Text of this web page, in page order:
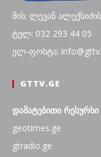
მის: ლევან
ტელ: 032 293 44 05
ელ-ფოსტა:
GTTV.GE
დამატებითი რესურსი
geotimes.ge
gtradio.ge